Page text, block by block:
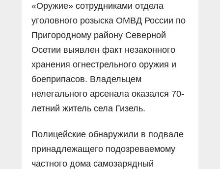
«Оружие» сотрудниками отдела
уголовного розыска ОМВД России по
Пригородному району Северной
Осетии выявлен факт незаконного
хранения огнестрельного оружия и
боеприпасов. Владельцем
нелегального арсенала оказался 70-
летний житель села Гизель.
Полицейские обнаружили в подвале
принадлежащего подозреваемому
частного дома самозарядный